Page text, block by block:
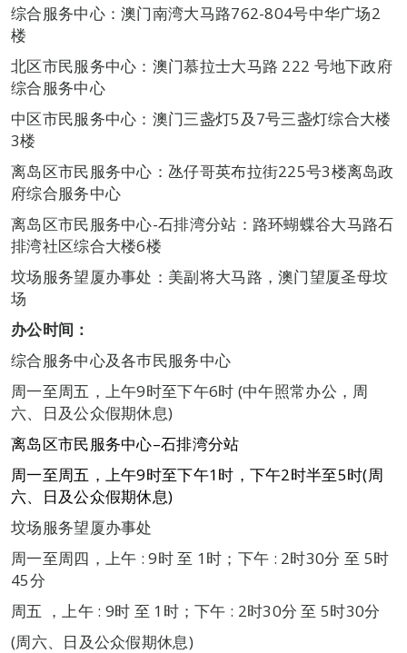
综合服务中心：澳门南湾大马路762-804号中华广场2
楼
北区市民服务中心：澳门慕拉士大马路 222 号地下政府
综合服务中心
中区市民服务中心：澳门三盏灯5及7号三盏灯综合大楼
3楼
离岛区市民服务中心：氹仔哥英布拉街225号3楼离岛政
府综合服务中心
离岛区市民服务中心-石排湾分站：路环蝴蝶谷大马路石
排湾社区综合大楼6楼
坟场服务望厦办事处：美副将大马路，澳门望厦圣母坟
场
办公时间：
综合服务中心及各巿民服务中心
周一至周五，上午9时至下午6时 (中午照常办公，周
六、日及公众假期休息)
离岛区市民服务中心–石排湾分站
周一至周五，上午9时至下午1时，下午2时半至5时(周
六、日及公众假期休息)
坟场服务望厦办事处
周一至周四，上午 : 9时 至 1时；下午 : 2时30分 至 5时
45分
周五 ，上午 : 9时 至 1时；下午 : 2时30分 至 5时30分
(周六、日及公众假期休息)